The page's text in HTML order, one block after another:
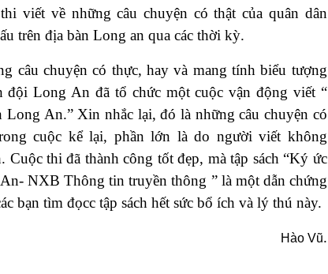
viết về những câu chuyện có thật của quân dân
trên địa bàn Long an qua các thời kỳ.
câu chuyện có thực, hay và mang tính biểu tượng
đội Long An đã tổ chức một cuộc vận động viết “
An.” Xin nhắc lại, đó là những câu chuyện có
cuộc kể lại, phần lớn là do người viết không
Cuộc thi đã thành công tốt đẹp, mà tập sách “Ký ức
NXB Thông tin truyền thông ” là một dẫn chứng
bạn tìm đọcc tập sách hết sức bổ ích và lý thú này.
Hào Vũ.